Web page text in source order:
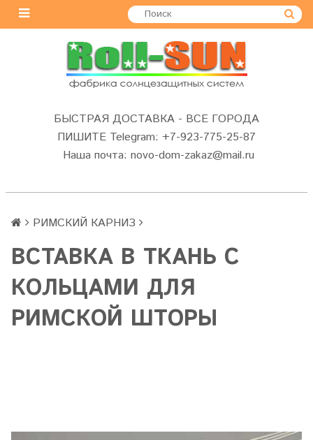
БЫСТРАЯ ДОСТАВКА - ВСЕ ГОРОДА
ПИШИТЕ Telegram: +7-923-775-25-87
Наша почта: novo-dom-zakaz@mail.ru
РИМСКИЙ КАРНИЗ
ВСТАВКА В ТКАНЬ С
КОЛЬЦАМИ ДЛЯ
РИМСКОЙ ШТОРЫ